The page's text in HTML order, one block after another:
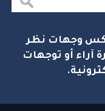
وجهات نظر
آراء أو توجهات